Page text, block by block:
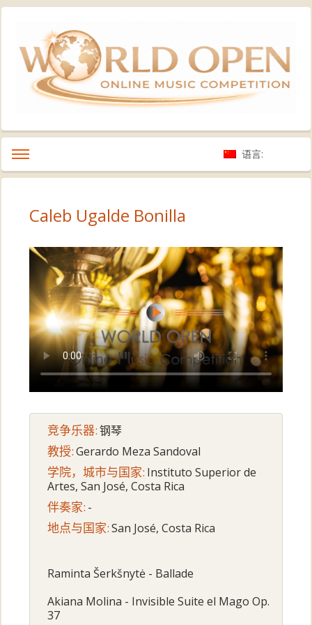
语言:
Caleb Ugalde Bonilla
竞争乐器:钢琴
教授:Gerardo Meza Sandoval
学院，城市与国家: Instituto Superior de
Artes, San José, Costa Rica
伴奏家: -
地点与国家:San José, Costa Rica
Raminta Šerkšnytė - Ballade
Akiana Molina - Invisible Suite el Mago Op.
37